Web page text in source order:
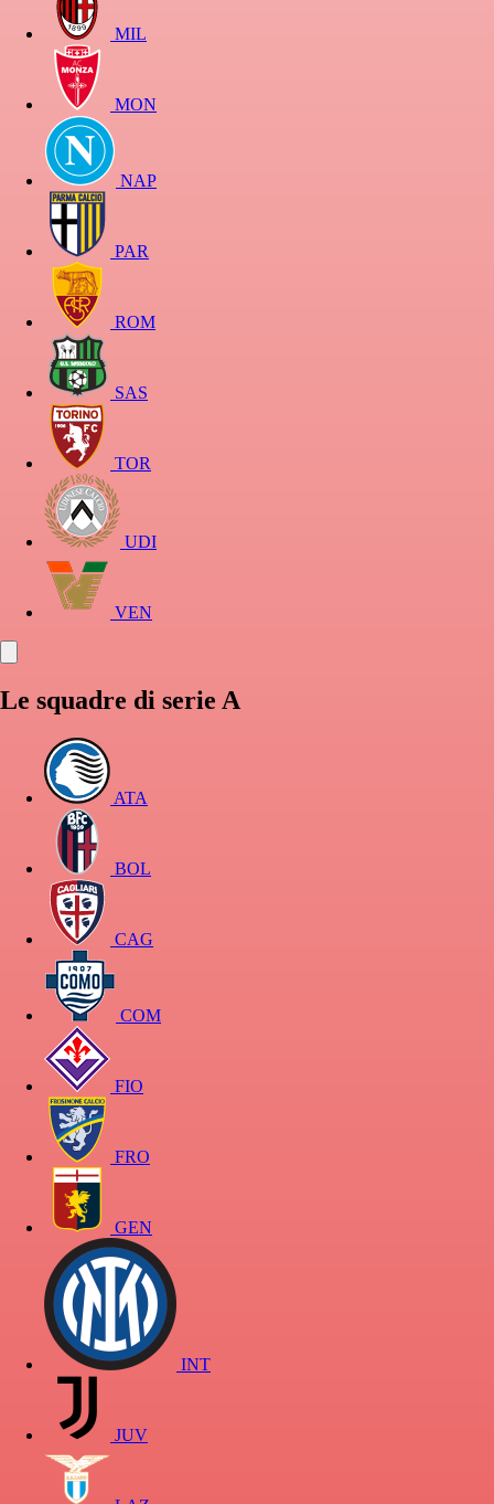
MIL
MON
NAP
PAR
ROM
SAS
TOR
UDI
VEN
Le squadre di serie A
ATA
BOL
CAG
COM
FIO
FRO
GEN
INT
JUV